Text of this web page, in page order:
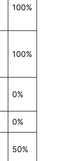
100%
100%
0%
0%
50%